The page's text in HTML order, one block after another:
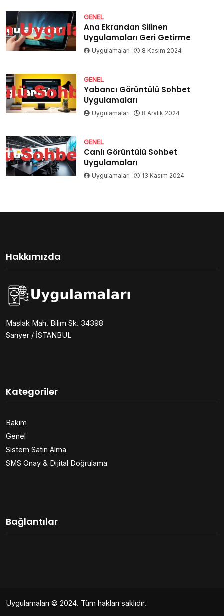
GENEL
Ana Ekrandan Silinen
Uygulamaları Geri Getirme
Uygulamaları 8 Kasım 2024
GENEL
Yabancı Görüntülü Sohbet
Uygulamaları
Uygulamaları 8 Aralık 2024
GENEL
Canlı Görüntülü Sohbet
Uygulamaları
Uygulamaları 13 Kasım 2024
Hakkımızda
Maslak Mah. Bilim Sk. 34398
Sarıyer / İSTANBUL
Kategoriler
Bakım
Genel
Sistem Satın Alma
SMS Onay & Dijital Doğrulama
Bağlantılar
Uygulamaları © 2024. Tüm hakları saklıdır.